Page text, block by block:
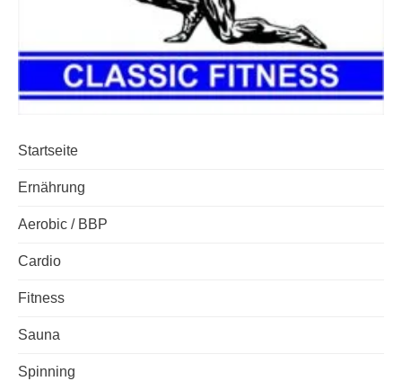
Startseite
Ernährung
Aerobic / BBP
Cardio
Fitness
Sauna
Spinning